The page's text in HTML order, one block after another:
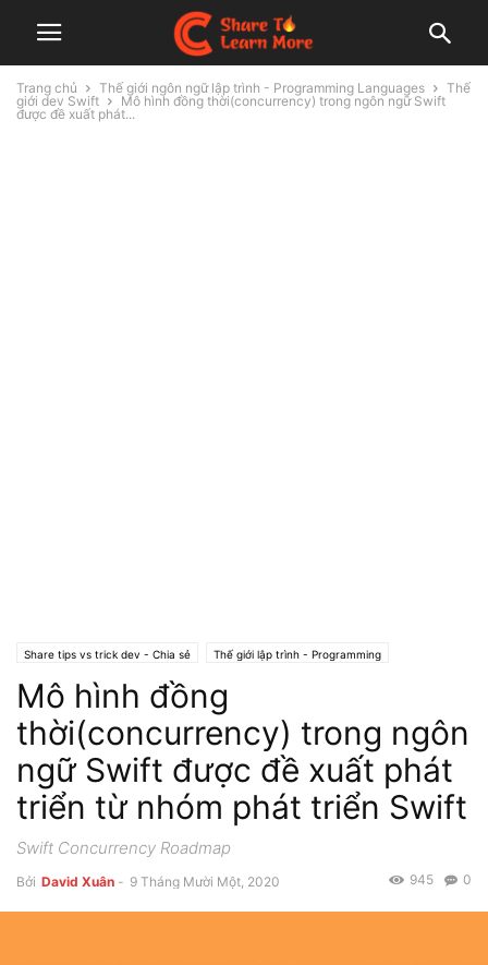
Trang chủ Thế giới ngôn ngữ lập trình - Programming Languages
Thế
giới dev Swift
Mô hình đồng thời(concurrency) trong ngôn ngữ Swift
được đề xuất phát...
Share tips vs trick dev - Chia sẻ Thế giới lập trình - Programming
Thế giới dev iOS Development
Thế giới ngôn ngữ lập trình - Programming Languages
Thế giới Tin tức cho Dev - News
Mô hình đồng
thời(concurrency) trong ngôn
ngữ Swift được đề xuất phát
triển từ nhóm phát triển Swift
Swift Concurrency Roadmap
Bởi David Xuân - 9 Tháng Mười Một, 2020 0
945